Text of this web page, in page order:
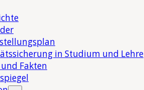
in Studium und Lehre
Fakten